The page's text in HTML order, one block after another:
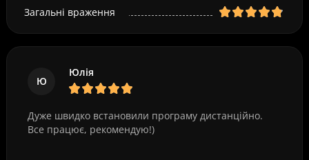
Загальні враження
Ю
Юлія
Дуже швидко встановили програму дистанційно.
Все працює, рекомендую!)